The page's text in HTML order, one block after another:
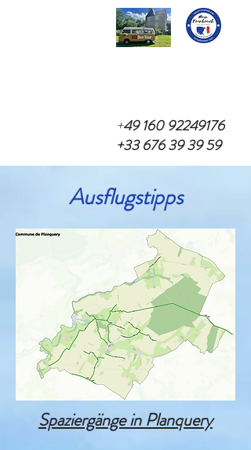
+49 160 92249176
+33 676 39 39 59
Ausflugstipps
Spaziergänge in Planquery